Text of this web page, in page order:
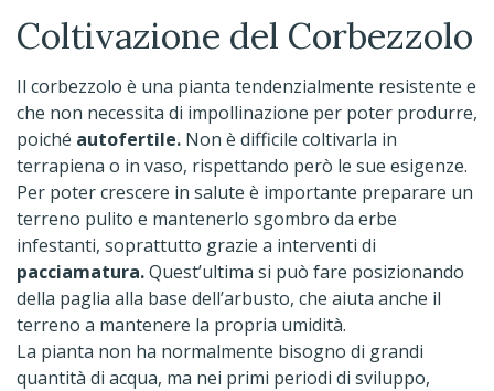
Coltivazione del Corbezzolo
Il corbezzolo è una pianta tendenzialmente resistente e
che non necessita di impollinazione per poter produrre,
poiché autofertile. Non è difficile coltivarla in
terrapiena o in vaso, rispettando però le sue esigenze.
Per poter crescere in salute è importante preparare un
terreno pulito e mantenerlo sgombro da erbe
infestanti, soprattutto grazie a interventi di
pacciamatura.Quest’ultima si può fare posizionando
della paglia alla base dell’arbusto, che aiuta anche il
terreno a mantenere la propria umidità.
La pianta non ha normalmente bisogno di grandi
quantità di acqua, ma nei primi periodi di sviluppo,